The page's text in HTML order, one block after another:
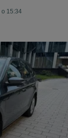
o 15:34